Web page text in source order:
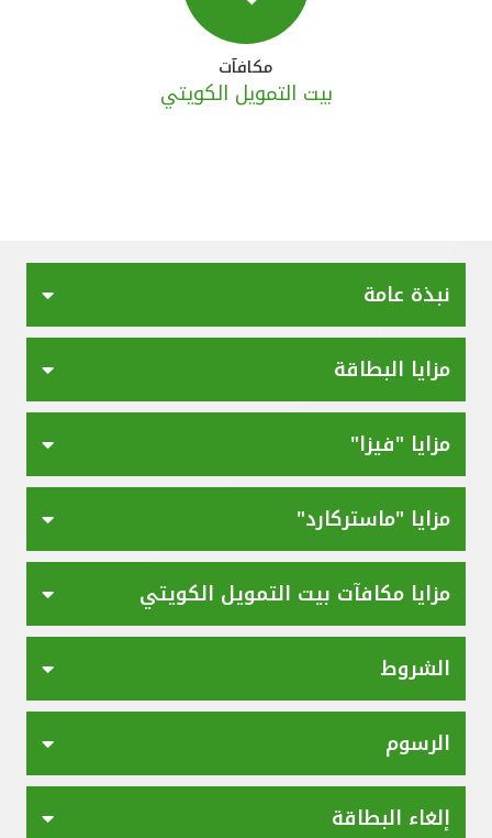
مكافآت
بيت التمويل الكويتي
نبذة عامة
مزايا البطاقة
مزايا "فيزا"
مزايا "ماستركارد"
مزايا مكافآت بيت التمويل الكويتي
الشروط
الرسوم
إلغاء البطاقة